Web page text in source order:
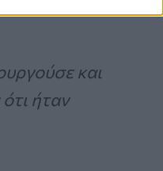
και
ήταν